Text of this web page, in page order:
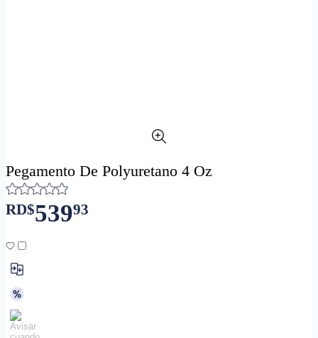
Pegamento De Polyuretano 4 Oz
RD$53993